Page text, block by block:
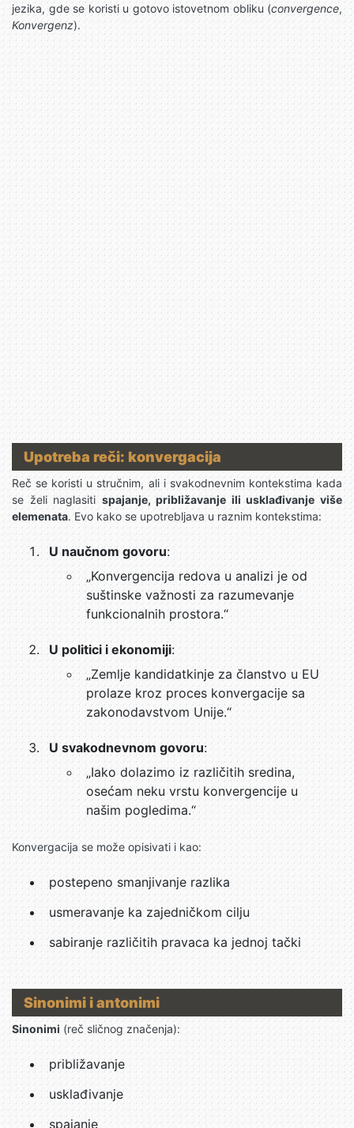
jezika, gde se koristi u gotovo istovetnom obliku (convergence,
Konvergenz).
Upotreba reči: konvergacija
Reč se koristi u stručnim, ali i svakodnevnim kontekstima kada
se želi naglasiti spajanje, približavanje ili usklađivanje više
elemenata. Evo kako se upotrebljava u raznim kontekstima:
U naučnom govoru:
„Konvergencija redova u analizi je od
suštinske važnosti za razumevanje
funkcionalnih prostora.“
U politici i ekonomiji:
„Zemlje kandidatkinje za članstvo u EU
prolaze kroz proces konvergacije sa
zakonodavstvom Unije.“
U svakodnevnom govoru:
„Iako dolazimo iz različitih sredina,
osećam neku vrstu konvergencije u
našim pogledima.“
Konvergacija se može opisivati i kao:
postepeno smanjivanje razlika
usmeravanje ka zajedničkom cilju
sabiranje različitih pravaca ka jednoj tački
Sinonimi i antonimi
Sinonimi(reč sličnog značenja):
približavanje
usklađivanje
spajanje